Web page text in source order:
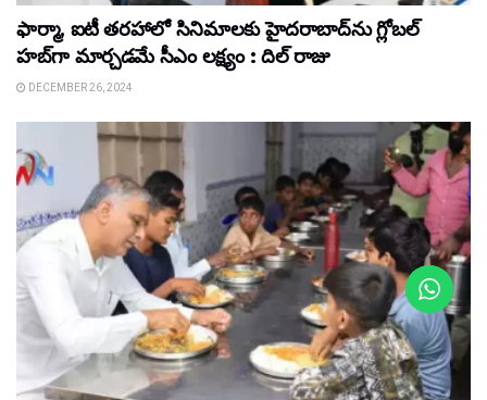
ఫార్మా, ఐటీ తరహాలో సినిమాలకు హైదరాబాద్‌ను గ్లోబల్
హబ్‌గా మార్చడమే సీఎం లక్ష్యం : దిల్ రాజు
DECEMBER 26, 2024